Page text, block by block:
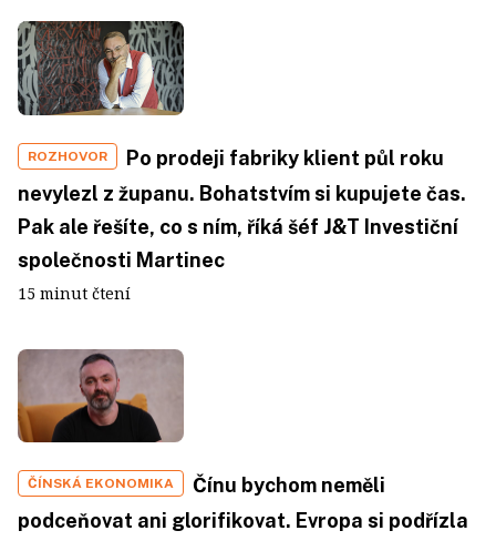
ROZHOVOR
Po prodeji fabriky klient půl roku
nevylezl z županu. Bohatstvím si kupujete čas.
Pak ale řešíte, co s ním, říká šéf J&T Investiční
společnosti Martinec
15 minut čtení
ČÍNSKÁ EKONOMIKA
Čínu bychom neměli
podceňovat ani glorifikovat. Evropa si podřízla